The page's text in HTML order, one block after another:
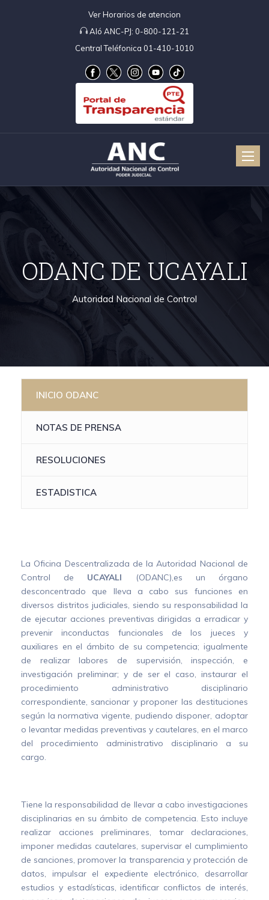
Ver Horarios de atencion
Aló ANC-PJ: 0-800-121-21
Central Teléfonica 01-410-1010
Toggle
ODANC DE UCAYALI
Autoridad Nacional de Control
INICIO ODANC
NOTAS DE PRENSA
RESOLUCIONES
ESTADISTICA
La Oficina Descentralizada de la Autoridad Nacional de
Control de UCAYALI
(ODANC),es un órgano
desconcentrado que lleva a cabo sus funciones en
diversos distritos judiciales, siendo su responsabilidad la
de ejecutar acciones preventivas dirigidas a erradicar y
prevenir inconductas funcionales de los jueces y
auxiliares en el ámbito de su competencia; igualmente
de realizar labores de supervisión, inspección, e
investigación preliminar; y de ser el caso, instaurar el
procedimiento administrativo disciplinario
correspondiente, sancionar y proponer las destituciones
según la normativa vigente, pudiendo disponer, adoptar
o levantar medidas preventivas y cautelares, en el marco
del procedimiento administrativo disciplinario a su
cargo.
Tiene la responsabilidad de llevar a cabo investigaciones
disciplinarias en su ámbito de competencia. Esto incluye
realizar acciones preliminares, tomar declaraciones,
imponer medidas cautelares, supervisar el cumplimiento
de sanciones, promover la transparencia y protección de
datos, impulsar el expediente electrónico, desarrollar
estudios y estadísticas, identificar conflictos de interés,